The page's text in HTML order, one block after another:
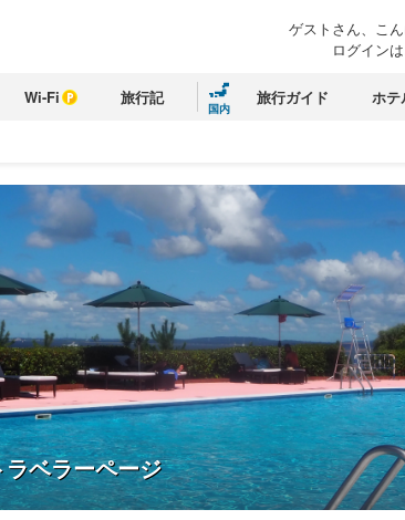
ゲストさん、こ
ログイン
Wi-Fi 旅行記
国内
旅行ガイド ホテ
ベラーページ